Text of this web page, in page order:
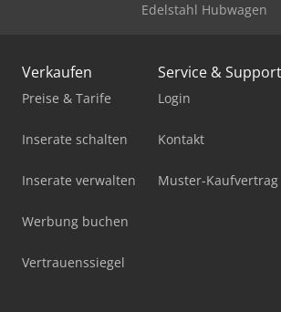
Edelstahl Hubwagen
Verkaufen
Preise & Tarife
Inserate schalten
Inserate verwalten
Werbung buchen
Vertrauenssiegel
Service & Support
Login
Kontakt
Muster-Kaufvertrag